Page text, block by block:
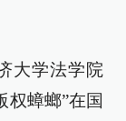
大学法学院
权蟑螂”在国